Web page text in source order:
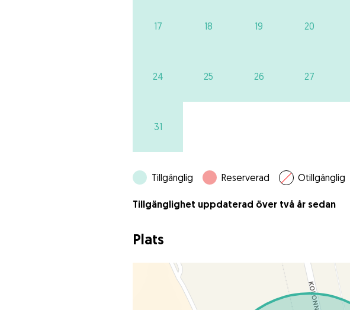
17 18 19 20
24 25 26 27
31
Tillgänglig Reserverad Otillgänglig
Tillgänglighet uppdaterad över två år sedan
Plats